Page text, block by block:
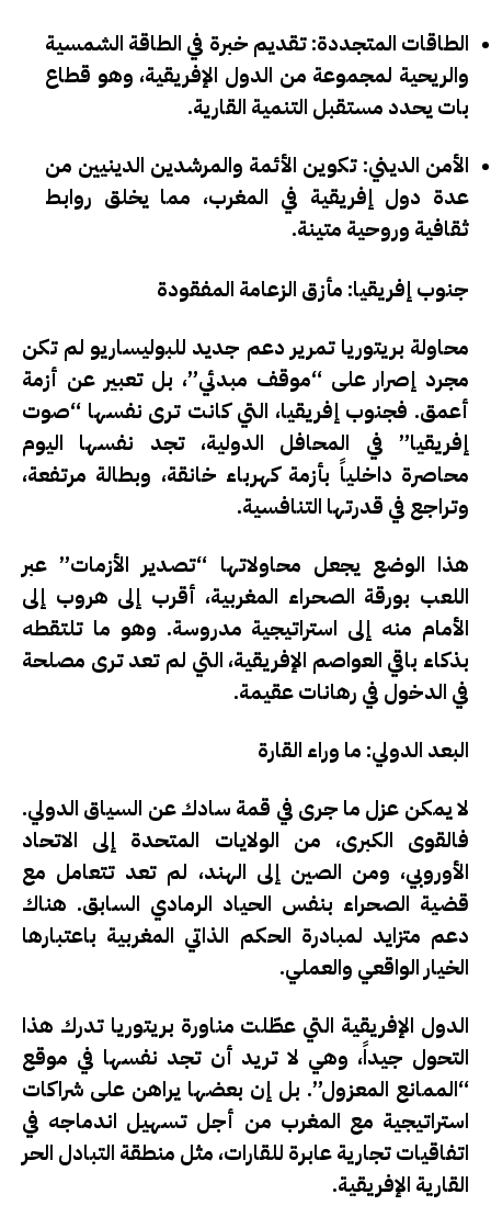
الطاقات المتجددة: تقديم خبرة في الطاقة الشمسية
والريحية لمجموعة من الدول الإفريقية، وهو قطاع
بات يحدد مستقبل التنمية القارية.
الأمن الديني: تكوين الأئمة والمرشدين الدينيين من
عدة دول إفريقية في المغرب، مما يخلق روابط
ثقافية وروحية متينة.
جنوب إفريقيا: مأزق الزعامة المفقودة
محاولة بريتوريا تمرير دعم جديد للبوليساريو لم تكن
مجرد إصرار على “موقف مبدئي”، بل تعبير عن أزمة
أعمق. فجنوب إفريقيا، التي كانت ترى نفسها “صوت
إفريقيا” في المحافل الدولية، تجد نفسها اليوم
محاصرة داخلياً بأزمة كهرباء خانقة، وبطالة مرتفعة،
وتراجع في قدرتها التنافسية.
هذا الوضع يجعل محاولاتها “تصدير الأزمات” عبر
اللعب بورقة الصحراء المغربية، أقرب إلى هروب إلى
الأمام منه إلى استراتيجية مدروسة. وهو ما تلتقطه
بذكاء باقي العواصم الإفريقية، التي لم تعد ترى مصلحة
في الدخول في رهانات عقيمة.
البعد الدولي: ما وراء القارة
لا يمكن عزل ما جرى في قمة سادك عن السياق الدولي.
فالقوى الكبرى، من الولايات المتحدة إلى الاتحاد
الأوروبي، ومن الصين إلى الهند، لم تعد تتعامل مع
قضية الصحراء بنفس الحياد الرمادي السابق. هناك
دعم متزايد لمبادرة الحكم الذاتي المغربية باعتبارها
الخيار الواقعي والعملي.
الدول الإفريقية التي عطّلت مناورة بريتوريا تدرك هذا
التحول جيداً، وهي لا تريد أن تجد نفسها في موقع
“الممانع المعزول”. بل إن بعضها يراهن على شراكات
استراتيجية مع المغرب من أجل تسهيل اندماجه في
اتفاقيات تجارية عابرة للقارات، مثل منطقة التبادل الحر
القارية الإفريقية.